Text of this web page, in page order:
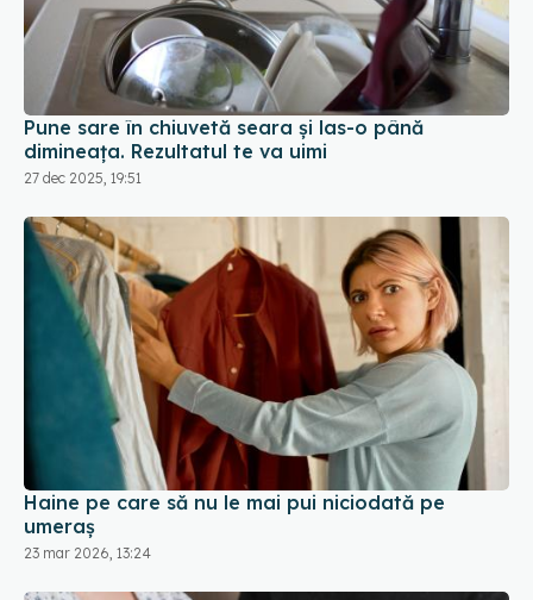
Pune sare în chiuvetă seara și las-o până
dimineața. Rezultatul te va uimi
27 dec 2025, 19:51
Haine pe care să nu le mai pui niciodată pe
umeraș
23 mar 2026, 13:24